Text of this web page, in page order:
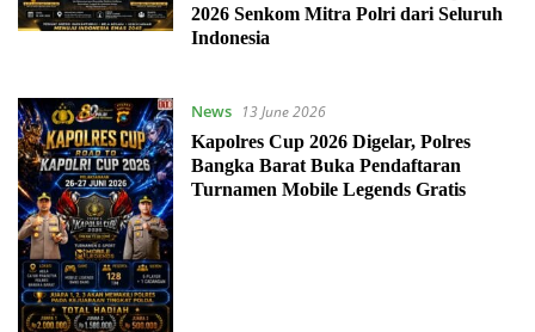
2026 Senkom Mitra Polri dari Seluruh
Indonesia
News
13 June 2026
Kapolres Cup 2026 Digelar, Polres
Bangka Barat Buka Pendaftaran
Turnamen Mobile Legends Gratis